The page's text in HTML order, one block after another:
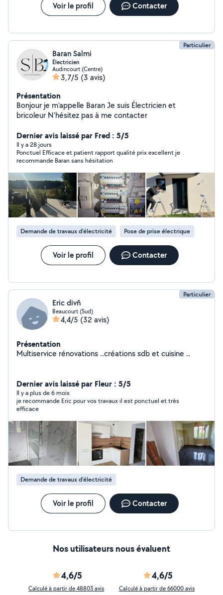
Voir le profil Contacter
Particulier
Baran Salmi
Électricien
Audincourt (Centre)
3,7/5 (3 avis)
Présentation
Bonjour je m'appelle Baran Je suis Électricien et
bricoleur N'hésitez pas à me contacter
Dernier avis laissé par Fred : 5/5
Il y a 28 jours
Ponctuel Efficace et patient rapport qualité prix excellent je
recommande Baran sans hésitation
Demande de travaux d’électricité Pose de prise électrique
Voir le profil Contacter
Particulier
Eric divñ
Beaucourt (Sud)
4,4/5 (32 avis)
Présentation
Multiservice rénovations ..créations sdb et cuisine ..
Dernier avis laissé par Fleur : 5/5
Il y a plus de 6 mois
je recommande Eric pour vos travaux il est ponctuel et très
efficace
Demande de travaux d’électricité
Voir le profil Contacter
Nos utilisateurs nous évaluent
4,6/5
Calculé à partir de 48803 avis
4,6/5
Calculé à partir de 66000 avis